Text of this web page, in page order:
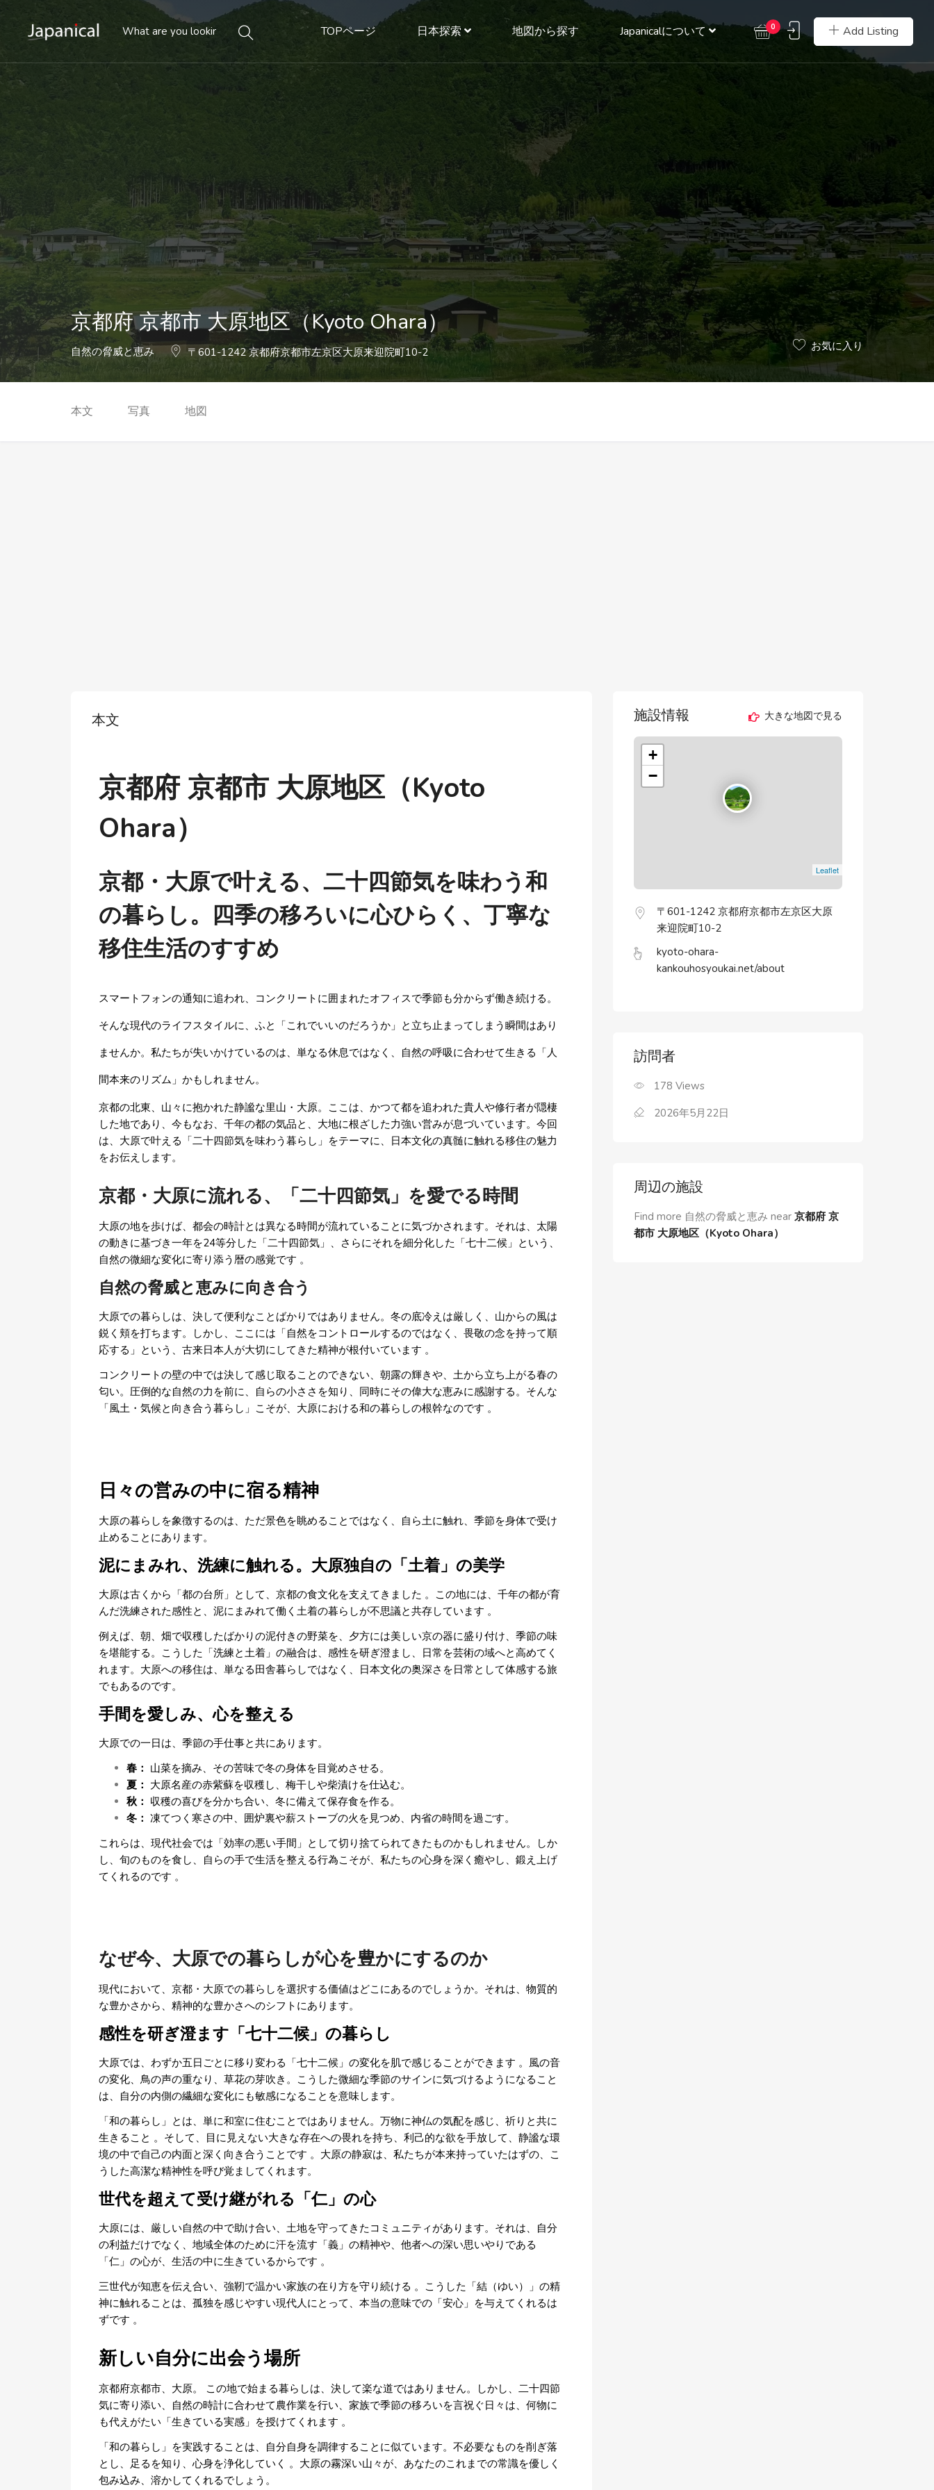
Add Listing
0
TOPページ 日本探索 地図から探す Japanicalについて
京都府 京都市 大原地区（Kyoto Ohara）
自然の脅威と恵み 〒601-1242 京都府京都市左京区大原来迎院町10-2 お気に入り
本文 写真 地図
本文
京都府 京都市 大原地区（Kyoto
Ohara）
京都・大原で叶える、二十四節気を味わう和
の暮らし。四季の移ろいに心ひらく、丁寧な
移住生活のすすめ
スマートフォンの通知に追われ、コンクリートに囲まれたオフィスで季節も分からず働き続ける。
そんな現代のライフスタイルに、ふと「これでいいのだろうか」と立ち止まってしまう瞬間はあり
ませんか。私たちが失いかけているのは、単なる休息ではなく、自然の呼吸に合わせて生きる「人
間本来のリズム」かもしれません。
京都の北東、山々に抱かれた静謐な里山・大原。ここは、かつて都を追われた貴人や修行者が隠棲
した地であり、今もなお、千年の都の気品と、大地に根ざした力強い営みが息づいています。今回
は、大原で叶える「二十四節気を味わう暮らし」をテーマに、日本文化の真髄に触れる移住の魅力
をお伝えします。
京都・大原に流れる、「二十四節気」を愛でる時間
大原の地を歩けば、都会の時計とは異なる時間が流れていることに気づかされます。それは、太陽
の動きに基づき一年を24等分した「二十四節気」、さらにそれを細分化した「七十二候」という、
自然の微細な変化に寄り添う暦の感覚です 。
自然の脅威と恵みに向き合う
大原での暮らしは、決して便利なことばかりではありません。冬の底冷えは厳しく、山からの風は
鋭く頬を打ちます。しかし、ここには「自然をコントロールするのではなく、畏敬の念を持って順
応する」という、古来日本人が大切にしてきた精神が根付いています 。
コンクリートの壁の中では決して感じ取ることのできない、朝露の輝きや、土から立ち上がる春の
匂い。圧倒的な自然の力を前に、自らの小ささを知り、同時にその偉大な恵みに感謝する。そんな
「風土・気候と向き合う暮らし」こそが、大原における和の暮らしの根幹なのです 。
日々の営みの中に宿る精神
大原の暮らしを象徴するのは、ただ景色を眺めることではなく、自ら土に触れ、季節を身体で受け
止めることにあります。
泥にまみれ、洗練に触れる。大原独自の「土着」の美学
大原は古くから「都の台所」として、京都の食文化を支えてきました 。この地には、千年の都が育
んだ洗練された感性と、泥にまみれて働く土着の暮らしが不思議と共存しています 。
例えば、朝、畑で収穫したばかりの泥付きの野菜を、夕方には美しい京の器に盛り付け、季節の味
を堪能する。こうした「洗練と土着」の融合は、感性を研ぎ澄まし、日常を芸術の域へと高めてく
れます。大原への移住は、単なる田舎暮らしではなく、日本文化の奥深さを日常として体感する旅
でもあるのです。
手間を愛しみ、心を整える
大原での一日は、季節の手仕事と共にあります。
春： 山菜を摘み、その苦味で冬の身体を目覚めさせる。
夏： 大原名産の赤紫蘇を収穫し、梅干しや柴漬けを仕込む。
秋： 収穫の喜びを分かち合い、冬に備えて保存食を作る。
冬： 凍てつく寒さの中、囲炉裏や薪ストーブの火を見つめ、内省の時間を過ごす。
これらは、現代社会では「効率の悪い手間」として切り捨てられてきたものかもしれません。しか
し、旬のものを食し、自らの手で生活を整える行為こそが、私たちの心身を深く癒やし、鍛え上げ
てくれるのです 。
なぜ今、大原での暮らしが心を豊かにするのか
現代において、京都・大原での暮らしを選択する価値はどこにあるのでしょうか。それは、物質的
な豊かさから、精神的な豊かさへのシフトにあります。
感性を研ぎ澄ます「七十二候」の暮らし
大原では、わずか五日ごとに移り変わる「七十二候」の変化を肌で感じることができます 。風の音
の変化、鳥の声の重なり、草花の芽吹き。こうした微細な季節のサインに気づけるようになること
は、自分の内側の繊細な変化にも敏感になることを意味します。
「和の暮らし」とは、単に和室に住むことではありません。万物に神仏の気配を感じ、祈りと共に
生きること 。そして、目に見えない大きな存在への畏れを持ち、利己的な欲を手放して、静謐な環
境の中で自己の内面と深く向き合うことです 。大原の静寂は、私たちが本来持っていたはずの、こ
うした高潔な精神性を呼び覚ましてくれます。
世代を超えて受け継がれる「仁」の心
大原には、厳しい自然の中で助け合い、土地を守ってきたコミュニティがあります。それは、自分
の利益だけでなく、地域全体のために汗を流す「義」の精神や、他者への深い思いやりである
「仁」の心が、生活の中に生きているからです 。
三世代が知恵を伝え合い、強靭で温かい家族の在り方を守り続ける 。こうした「結（ゆい）」の精
神に触れることは、孤独を感じやすい現代人にとって、本当の意味での「安心」を与えてくれるは
ずです 。
新しい自分に出会う場所
京都府京都市、大原。 この地で始まる暮らしは、決して楽な道ではありません。しかし、二十四節
気に寄り添い、自然の時計に合わせて農作業を行い、家族で季節の移ろいを言祝ぐ日々は、何物に
も代えがたい「生きている実感」を授けてくれます 。
「和の暮らし」を実践することは、自分自身を調律することに似ています。不必要なものを削ぎ落
とし、足るを知り、心身を浄化していく 。大原の霧深い山々が、あなたのこれまでの常識を優しく
包み込み、溶かしてくれるでしょう。
施設情報 大きな地図で見る
+
−
Leaflet
〒601-1242 京都府京都市左京区大原
来迎院町10-2
kyoto-ohara-
kankouhosyoukai.net/about
訪問者
178 Views
2026年5月22日
周辺の施設
Find more 自然の脅威と恵み near 京都府 京
都市 大原地区（Kyoto Ohara）